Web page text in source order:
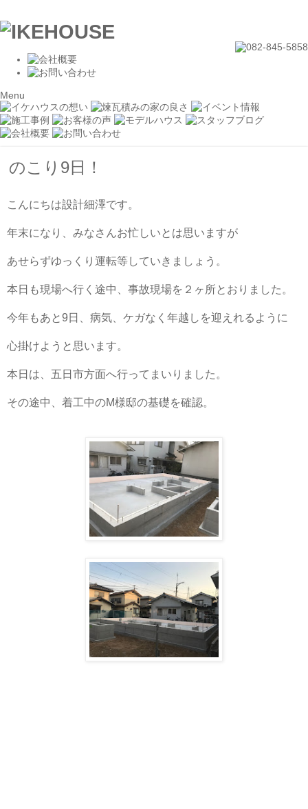
Menu
のこり9日！
こんにちは設計細澤です。
年末になり、みなさんお忙しいとは思いますが
あせらずゆっくり運転等していきましょう。
本日も現場へ行く途中、事故現場を２ヶ所とおりました。
今年もあと9日、病気、ケガなく年越しを迎えれるように
心掛けようと思います。
本日は、五日市方面へ行ってまいりました。
その途中、着工中のM様邸の基礎を確認。